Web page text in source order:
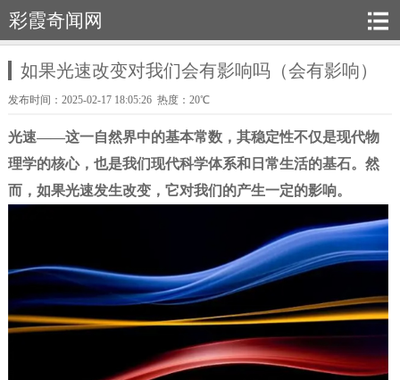
彩霞奇闻网
如果光速改变对我们会有影响吗（会有影响）
发布时间：2025-02-17 18:05:26 热度：20℃
光速——这一自然界中的基本常数，其稳定性不仅是现代物
理学的核心，也是我们现代科学体系和日常生活的基石。然
而，如果光速发生改变，它对我们的产生一定的影响。